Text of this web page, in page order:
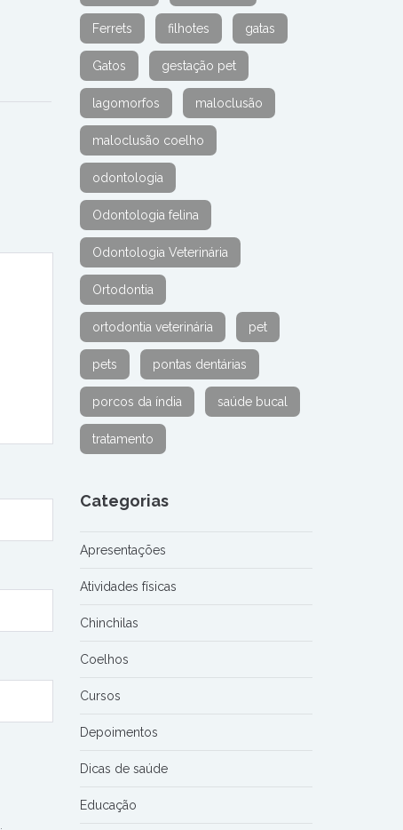
.
Ferrets filhotes gatas
Gatos gestação pet
lagomorfos maloclusão
maloclusão coelho
odontologia
Odontologia felina
Odontologia Veterinária
Ortodontia
ortodontia veterinária pet
pets pontas dentárias
porcos da índia saúde bucal
tratamento
Categorias
Apresentações
Atividades físicas
Chinchilas
Coelhos
Cursos
Depoimentos
Dicas de saúde
Educação